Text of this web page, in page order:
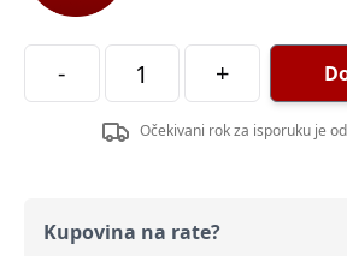
- +
Očekivani rok za isporuku je od
Kupovina na rate?